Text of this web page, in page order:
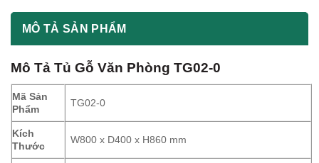
MÔ TẢ SẢN PHẨM
Mô Tả Tủ Gỗ Văn Phòng TG02-0
Mã Sản
Phẩm
TG02-0
Kích
Thước
W800 x D400 x H860 mm